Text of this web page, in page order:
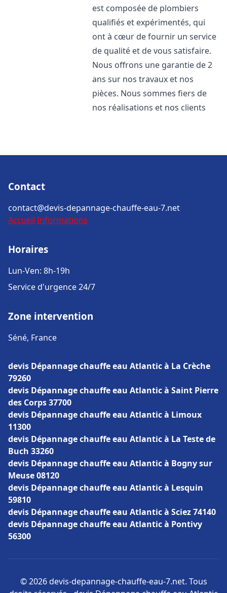
est composée de plombiers
qualifiés et expérimentés, qui
ont à cœur de fournir un service
de qualité et de vous satisfaire.
Nous offrons une garantie de 2
ans sur nos travaux et nos
pièces. Nous sommes fiers de
nos réalisations et nos clients
Contact
contact@devis-depannage-chauffe-eau-7.net
Accueil Informations
Horaires
Lun-Ven: 8h-19h
Service d'urgence 24/7
Zone intervention
Séné, France
devis Dépannage chauffe eau Atlantic à La Crèche
79260
devis Dépannage chauffe eau Atlantic à Saint Pierre
des Corps 37700
devis Dépannage chauffe eau Atlantic à Limoux
11300
devis Dépannage chauffe eau Atlantic à La Teste de
Buch 33260
devis Dépannage chauffe eau Atlantic à Bogny sur
Meuse 08120
devis Dépannage chauffe eau Atlantic à Lesquin
59810
devis Dépannage chauffe eau Atlantic à Sciez 74140
devis Dépannage chauffe eau Atlantic à Pontivy
56300
© 2026 devis-depannage-chauffe-eau-7.net. Tous